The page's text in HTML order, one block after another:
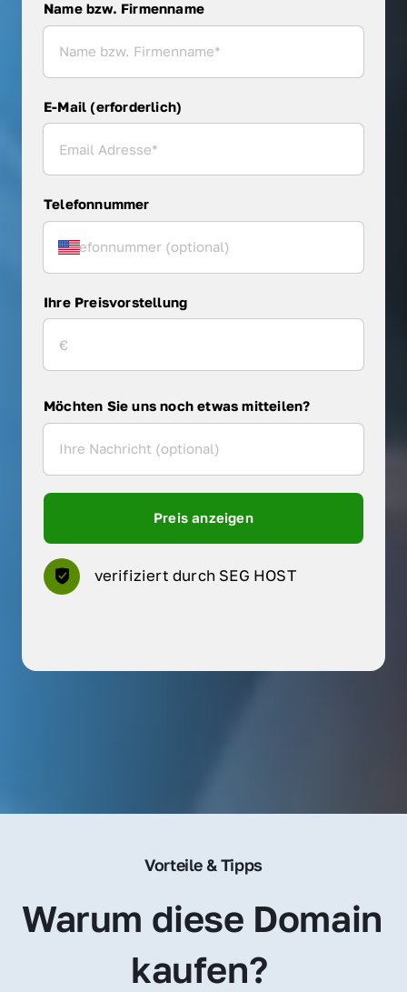
Name bzw. Firmenname
Name bzw. Firmenname
E-Mail (erforderlich)
Telefonnummer
Ihre Preisvorstellung
Möchten Sie uns noch etwas mitteilen?
Preis anzeigen
verifiziert durch SEG HOST
Vorteile & Tipps
Warum diese Domain
kaufen?